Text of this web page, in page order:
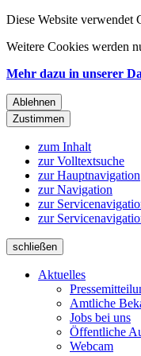
Diese Website verwendet
Weitere Cookies werden
Mehr dazu in unserer
Ablehnen
Zustimmen
zum Inhalt
zur Volltextsuche
zur Hauptnavigation
zur Navigation
zur
zur
schließen
Aktuelles
Amtliche
Jobs bei uns
Öffentliche
Webcam